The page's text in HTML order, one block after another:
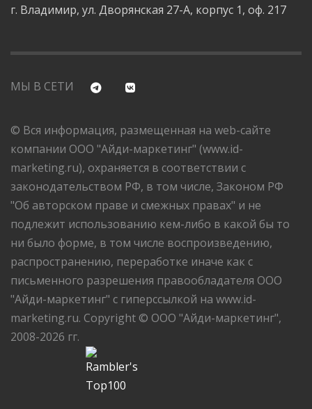
г. Владимир, ул. Дворянская 27-А, корпус 1, оф. 217
МЫ В СЕТИ
© Вся информация, размещенная на web-сайте
компании ООО "Айди-маркетинг" (www.id-
marketing.ru), охраняется в соответствии с
законодательством РФ, в том числе, Законом РФ
"Об авторском праве и смежных правах" и не
подлежит использованию кем-либо в какой бы то
ни было форме, в том числе воспроизведению,
распространению, переработке иначе как с
письменного разрешения правообладателя ООО
"Айди-маркетинг" с гиперссылкой на www.id-
marketing.ru. Copyright © ООО "Айди-маркетинг",
2008-2026 гг.